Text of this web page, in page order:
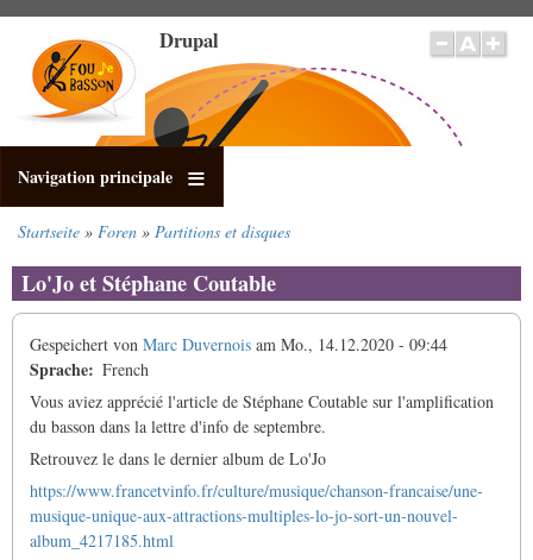
Inhalt
Drupal
Navigation principale
Startseite Foren Partitions et disques
Lo'Jo et Stéphane Coutable
Gespeichert von Marc Duvernois am Mo., 14.12.2020 - 09:44
Sprache
French
Vous aviez apprécié l'article de Stéphane Coutable sur l'amplification
du basson dans la lettre d'info de septembre.
Retrouvez le dans le dernier album de Lo'Jo
https://www.francetvinfo.fr/culture/musique/chanson-francaise/une-
musique-unique-aux-attractions-multiples-lo-jo-sort-un-nouvel-
album_4217185.html